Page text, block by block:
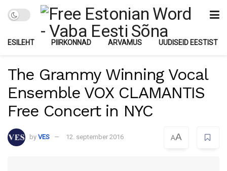
ESILEHT PIIRKONNAD ARVAMUS UUDISEID EESTIST
The Grammy Winning Vocal
Ensemble VOX CLAMANTIS
Free Concert in NYC
by VES 12. september 2016 AA